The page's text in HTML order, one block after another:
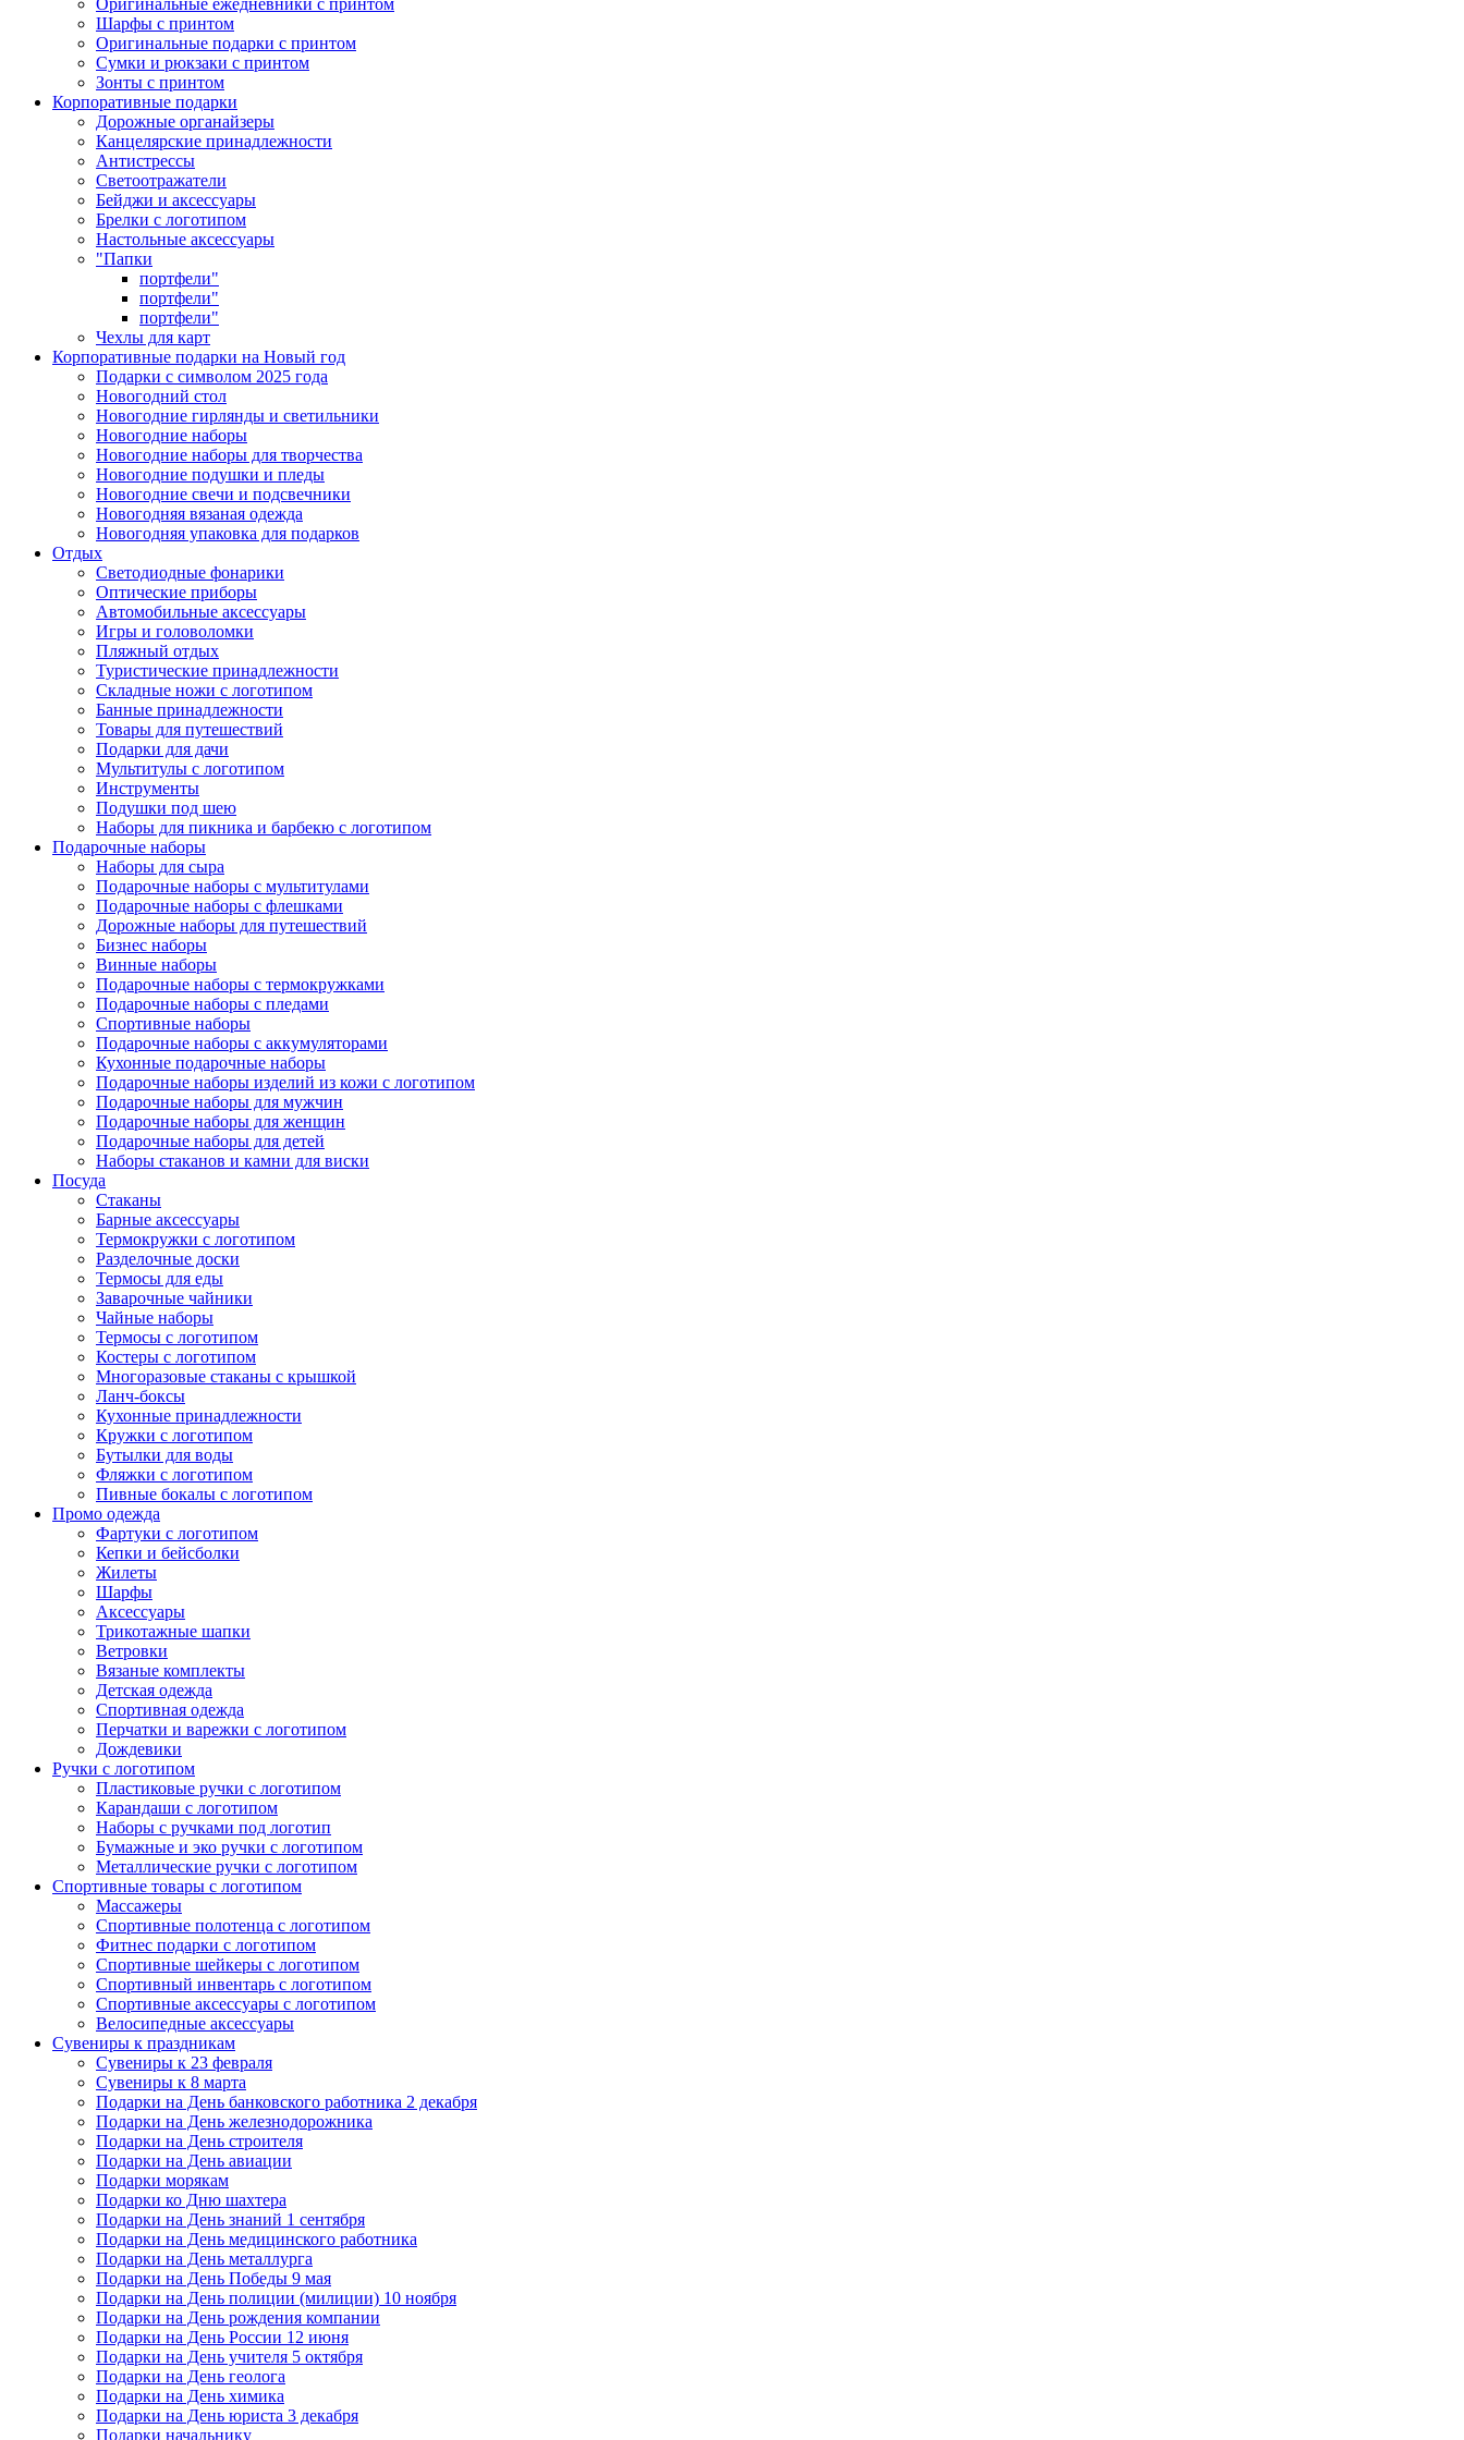
Шарфы с принтом
Оригинальные подарки с принтом
Сумки и рюкзаки с принтом
Зонты с принтом
Корпоративные подарки
Дорожные органайзеры
Канцелярские принадлежности
Антистрессы
Светоотражатели
Бейджи и аксессуары
Брелки с логотипом
Настольные аксессуары
"Папки
портфели"
портфели"
портфели"
Чехлы для карт
Корпоративные подарки на Новый год
Подарки с символом 2025 года
Новогодний стол
Новогодние гирлянды и светильники
Новогодние наборы
Новогодние наборы для творчества
Новогодние подушки и пледы
Новогодние свечи и подсвечники
Новогодняя вязаная одежда
Новогодняя упаковка для подарков
Отдых
Светодиодные фонарики
Оптические приборы
Автомобильные аксессуары
Игры и головоломки
Пляжный отдых
Туристические принадлежности
Складные ножи с логотипом
Банные принадлежности
Товары для путешествий
Подарки для дачи
Мультитулы с логотипом
Инструменты
Подушки под шею
Наборы для пикника и барбекю с логотипом
Подарочные наборы
Наборы для сыра
Подарочные наборы с мультитулами
Подарочные наборы с флешками
Дорожные наборы для путешествий
Бизнес наборы
Винные наборы
Подарочные наборы с термокружками
Подарочные наборы с пледами
Спортивные наборы
Подарочные наборы с аккумуляторами
Кухонные подарочные наборы
Подарочные наборы изделий из кожи с логотипом
Подарочные наборы для мужчин
Подарочные наборы для женщин
Подарочные наборы для детей
Наборы стаканов и камни для виски
Посуда
Стаканы
Барные аксессуары
Термокружки с логотипом
Разделочные доски
Термосы для еды
Заварочные чайники
Чайные наборы
Термосы с логотипом
Костеры с логотипом
Многоразовые стаканы с крышкой
Ланч-боксы
Кухонные принадлежности
Кружки с логотипом
Бутылки для воды
Фляжки с логотипом
Пивные бокалы с логотипом
Промо одежда
Фартуки с логотипом
Кепки и бейсболки
Жилеты
Шарфы
Аксессуары
Трикотажные шапки
Ветровки
Вязаные комплекты
Детская одежда
Спортивная одежда
Перчатки и варежки с логотипом
Дождевики
Ручки с логотипом
Пластиковые ручки с логотипом
Карандаши с логотипом
Наборы с ручками под логотип
Бумажные и эко ручки с логотипом
Металлические ручки с логотипом
Спортивные товары с логотипом
Массажеры
Спортивные полотенца с логотипом
Фитнес подарки с логотипом
Спортивные шейкеры с логотипом
Спортивный инвентарь с логотипом
Спортивные аксессуары с логотипом
Велосипедные аксессуары
Сувениры к праздникам
Сувениры к 23 февраля
Сувениры к 8 марта
Подарки на День банковского работника 2 декабря
Подарки на День железнодорожника
Подарки на День строителя
Подарки на День авиации
Подарки морякам
Подарки ко Дню шахтера
Подарки на День знаний 1 сентября
Подарки на День медицинского работника
Подарки на День металлурга
Подарки на День Победы 9 мая
Подарки на День полиции (милиции) 10 ноября
Подарки на День рождения компании
Подарки на День России 12 июня
Подарки на День учителя 5 октября
Подарки на День геолога
Подарки на День химика
Подарки на День юриста 3 декабря
Подарки начальнику